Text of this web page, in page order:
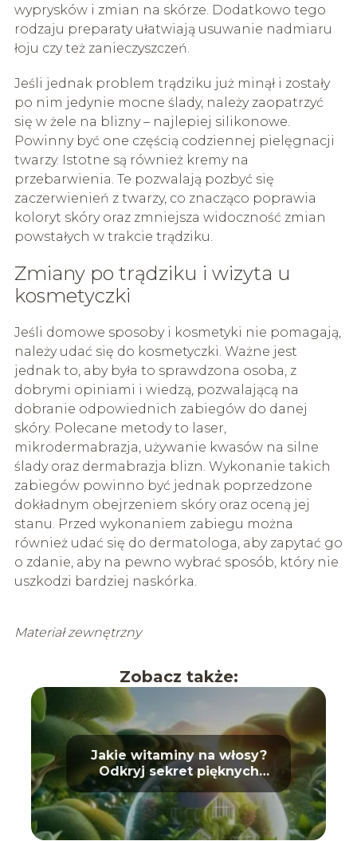
wyprysków i zmian na skórze. Dodatkowo tego
rodzaju preparaty ułatwiają usuwanie nadmiaru
łoju czy też zanieczyszczeń.
Jeśli jednak problem trądziku już minął i zostały
po nim jedynie mocne ślady, należy zaopatrzyć
się w żele na blizny – najlepiej silikonowe.
Powinny być one częścią codziennej pielęgnacji
twarzy. Istotne są również kremy na
przebarwienia. Te pozwalają pozbyć się
zaczerwienień z twarzy, co znacząco poprawia
koloryt skóry oraz zmniejsza widoczność zmian
powstałych w trakcie trądziku.
Zmiany po trądziku i wizyta u
kosmetyczki
Jeśli domowe sposoby i kosmetyki nie pomagają,
należy udać się do kosmetyczki. Ważne jest
jednak to, aby była to sprawdzona osoba, z
dobrymi opiniami i wiedzą, pozwalającą na
dobranie odpowiednich zabiegów do danej
skóry. Polecane metody to laser,
mikrodermabrazja, używanie kwasów na silne
ślady oraz dermabrazja blizn. Wykonanie takich
zabiegów powinno być jednak poprzedzone
dokładnym obejrzeniem skóry oraz oceną jej
stanu. Przed wykonaniem zabiegu można
również udać się do dermatologa, aby zapytać go
o zdanie, aby na pewno wybrać sposób, który nie
uszkodzi bardziej naskórka.
Materiał zewnętrzny
Zobacz także:
Jakie witaminy na włosy?
Odkryj sekret pięknych
loków